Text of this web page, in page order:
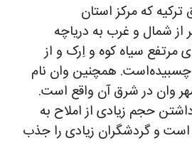
که مرکز استان
شمال و غرب به دریاچه
مرتفع سیاه کوه و اِرک و از
همچنین وان نام
وان در شرق آن واقع است.
حجم زیادی از املاح به
است و گردشگران زیادی را جذب